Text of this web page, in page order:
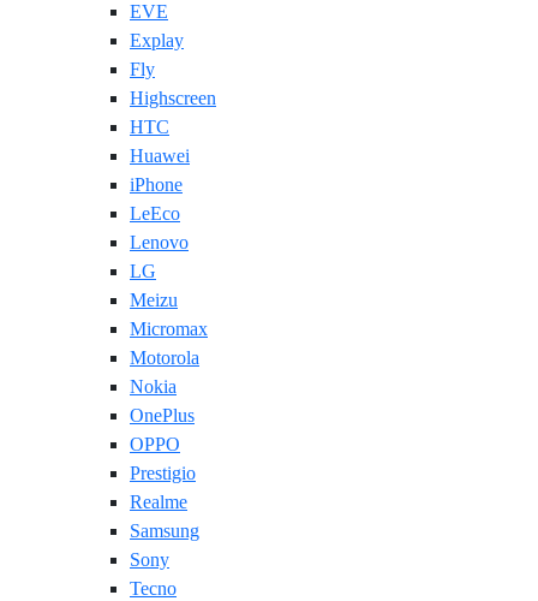
EVE
Explay
Fly
Highscreen
HTC
Huawei
iPhone
LeEco
Lenovo
LG
Meizu
Micromax
Motorola
Nokia
OnePlus
OPPO
Prestigio
Realme
Samsung
Sony
Tecno